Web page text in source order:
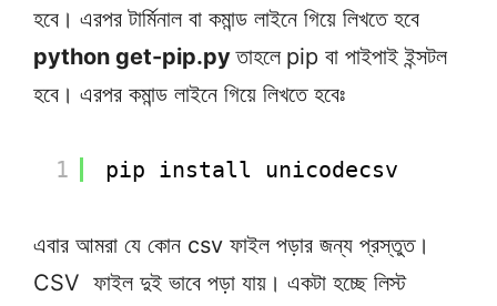
হবে। এরপর টার্মিনাল বা কমান্ড লাইনে গিয়ে লিখতে হবে
python get-pip.pyতাহলে pip বা পাইপাই ইন্সটল
হবে। এরপর কমান্ড লাইনে গিয়ে লিখতে হবেঃ
1 pip install unicodecsv ﻿
এবার আমরা যে কোন csv ফাইল পড়ার জন্য প্রস্তুত।
CSV ফাইল দুই ভাবে পড়া যায়। একটা হচ্ছে লিস্ট